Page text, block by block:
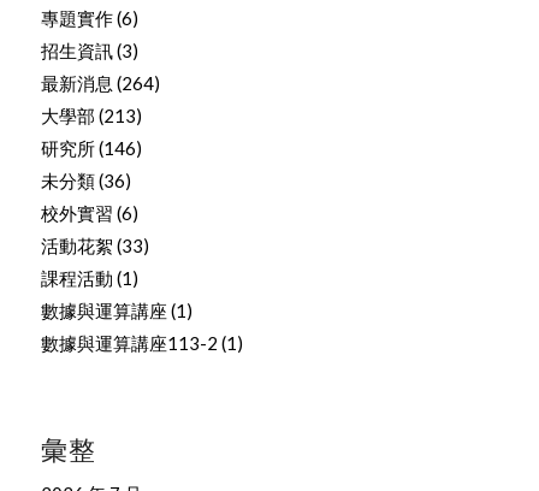
專題實作(6)
招生資訊(3)
最新消息 (264)
大學部 (213)
研究所(146)
未分類(36)
校外實習 (6)
活動花絮 (33)
課程活動 (1)
數據與運算講座 (1)
數據與運算講座113-2 (1)
彙整